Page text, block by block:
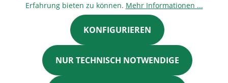
Erfahrung bieten zu können. Mehr Informationen ...
NUR TECHNISCH NOTWENDIGE
KONFIGURIEREN